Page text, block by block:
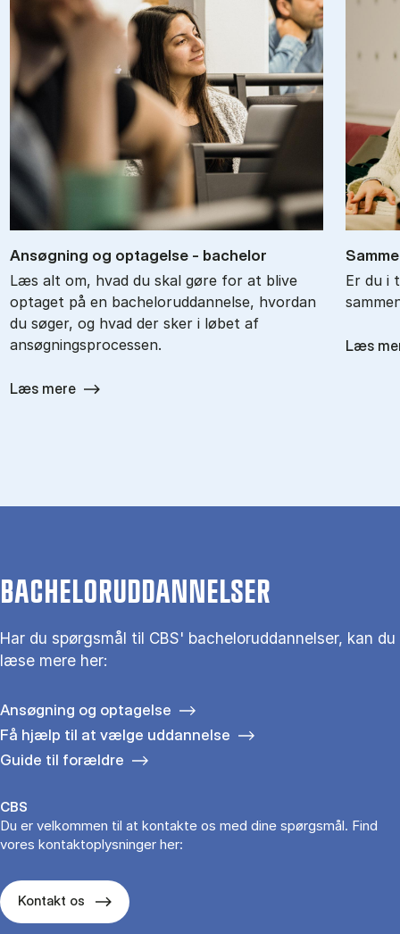
An­søg­ning og op­ta­gel­se - ba­chel­or
Læs alt om, hvad du skal gøre for at blive
optaget på en bacheloruddannelse, hvordan
du søger, og hvad der sker i løbet af
ansøgningsprocessen.
Læs mere
Er du i
Læs
BACHELORUDDANNELSER
Har du spørgsmål til CBS' bacheloruddannelser, kan du
læse mere her:
Ansøgning og optagelse
Få hjælp til at vælge uddannelse
Guide til forældre
CBS
Du er velkommen til at kontakte os med dine spørgsmål. Find
vores kontaktoplysninger her:
Kontakt os